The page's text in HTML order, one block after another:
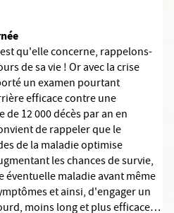
qu'elle concerne, rappelons-
de sa vie ! Or avec la crise
un examen pourtant
efficace contre une
12 000 décès par an en
de rappeler que le
de la maladie optimise
les chances de survie,
maladie avant même
et ainsi, d'engager un
moins long et plus efficace…